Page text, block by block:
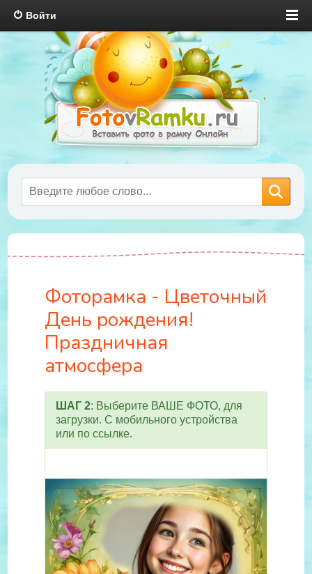
Войти
Фоторамка - Цветочный
День рождения!
Праздничная
атмосфера
ШАГ 2: Выберите ВАШЕ ФОТО, для
загрузки. С мобильного устройства
или по ссылке.